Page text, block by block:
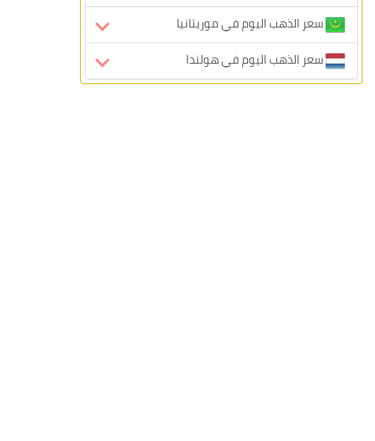
سعر الذهب اليوم في موريتانيا
سعر الذهب اليوم في هولندا